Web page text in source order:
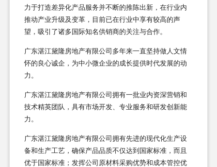
力于打造差异化产品服务并不断的推陈出新，在行业内
推动产业升级及变革，目前已在行业中享有较高的声
望，吸引了诸多国际知名供销商的关注与合作。
广东湛江黛隆房地产有限公司多年来一直坚持做人文情
怀的良心诚企，为中小微企业的成长提供时代发展的动
力。
广东湛江黛隆房地产有限公司拥有一批业内资深营销和
技术精英团队，具有市场开发、专业服务和研发创新能
力。
广东湛江黛隆房地产有限公司拥有先进的现代化生产设
备和生产工艺，确保产品品质不仅达到国家标准，而且
优于国家标准；发挥公司原材料采购优势和成本管控优